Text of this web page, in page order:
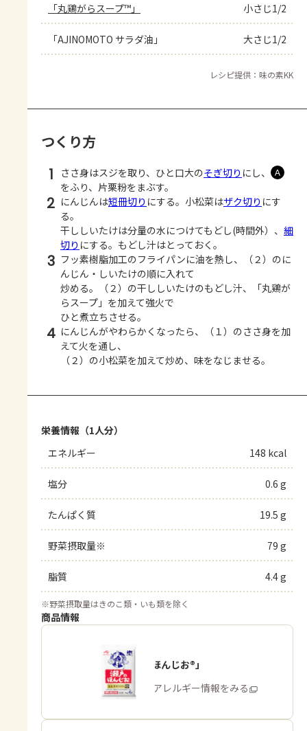
「丸鶏がらスープ™」 小さじ1/2
「AJINOMOTO サラダ油」 大さじ1/2
レシピ提供：味の素KK
つくり方
1 ささ身はスジを取り、ひと口大のそぎ切り にし、 Ａ
をふり、片栗粉をまぶす。
2 にんじんは短冊切り にする。小松菜はザク切り にす
る。
干ししいたけは分量の水につけてもどし(時間外）、 細
切り にする。もどし汁はとっておく。
3 フッ素樹脂加工のフライパンに油を熱し、（２）のに
んじん・しいたけの順に入れて
炒める。（２）の干ししいたけのもどし汁、「丸鶏が
らスープ」を加えて強火で
ひと煮立ちさせる。
4 にんじんがやわらかくなったら、（１）のささ身を加
えて火を通し、
（２）の小松菜を加えて炒め、味をなじませる。
栄養情報（1人分）
エネルギー
148 kcal
塩分 0.6 g
たんぱく質 19.5 g
野菜摂取量※ 79 g
脂質 4.4 g
※野菜摂取量はきのこ類・いも類を除く
商品情報
「瀬戸のほんじお®」
商品・アレルギー情報をみる